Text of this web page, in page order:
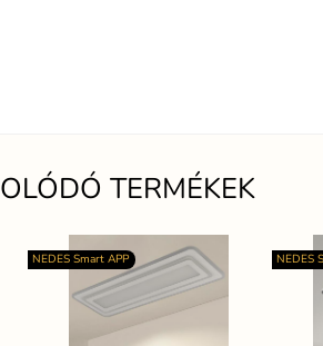
TERMÉKEK
NEDES Smart APP NEDES